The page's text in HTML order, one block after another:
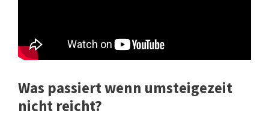
Was passiert wenn umsteigezeit
nicht reicht?